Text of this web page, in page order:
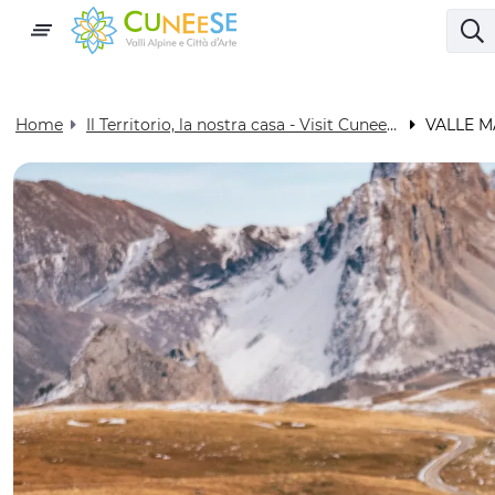
Home Il Territorio, la nostra casa - Visit Cuneese VALLE